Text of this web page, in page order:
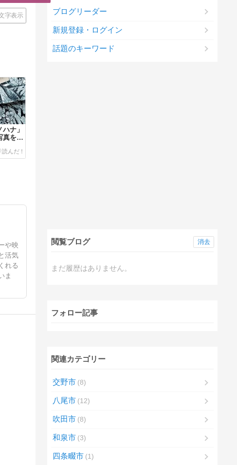
字表示
ナ」
真を追
や映
活気
れる
ま
ブログリーダー
新規登録・ログイン
話題のキーワード
閲覧ブログ
まだ履歴はありません。
消去
フォロー記事
関連カテゴリー
交野市 8
八尾市 12
吹田市 8
和泉市 3
四条畷市 1